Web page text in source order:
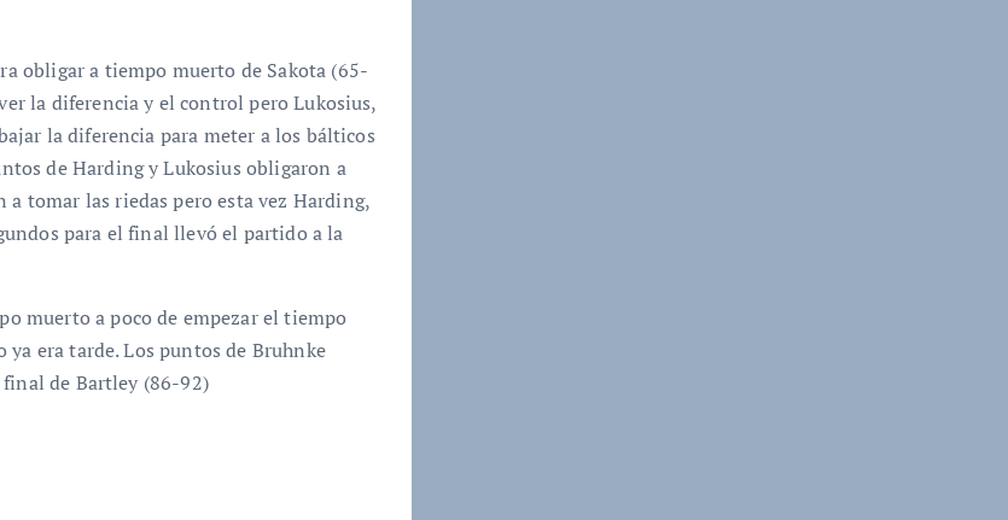
obligar a tiempo muerto de Sakota (65-
la diferencia y el control pero Lukosius,
la diferencia para meter a los bálticos
de Harding y Lukosius obligaron a
tomar las riedas pero esta vez Harding,
para el final llevó el partido a la
muerto a poco de empezar el tiempo
era tarde. Los puntos de Bruhnke
de Bartley (86-92)